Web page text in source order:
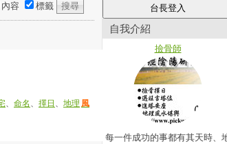
內容 標籤
、 命名 、 擇日 、 地理 風
自我介紹
撿骨師
每一件成功的事都有其天時、